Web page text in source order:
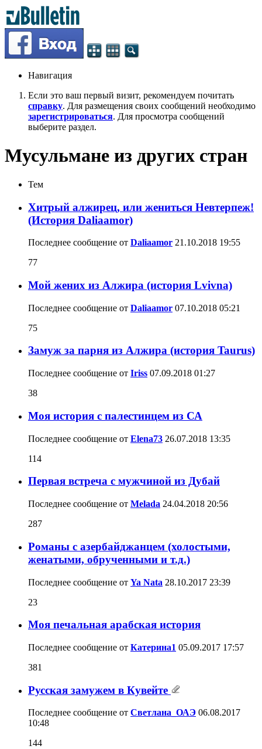
Навигация
Если это ваш первый визит, рекомендуем почитать
справку. Для размещения своих сообщений необходимо
зарегистрироваться. Для просмотра сообщений
выберите раздел.
Мусульмане из других стран
Тем
Хитрый алжирец, или жениться Невтерпеж!
(История Daliaamor)
Последнее сообщение от Daliaamor 21.10.2018 19:55
77
Мой жених из Алжира (история Lvivna)
Последнее сообщение от Daliaamor 07.10.2018 05:21
75
Замуж за парня из Алжира (история Taurus)
Последнее сообщение от Iriss 07.09.2018 01:27
38
Моя история с палестинцем из СА
Последнее сообщение от Elena73 26.07.2018 13:35
114
Первая встреча с мужчиной из Дубай
Последнее сообщение от Melada 24.04.2018 20:56
287
Романы с азербайджанцем (холостыми,
женатыми, обрученными и т.д.)
Последнее сообщение от Ya Nata 28.10.2017 23:39
23
Моя печальная арабская история
Последнее сообщение от Катерина1 05.09.2017 17:57
381
Русская замужем в Кувейте
Последнее сообщение от Светлана_ОАЭ 06.08.2017
10:48
144